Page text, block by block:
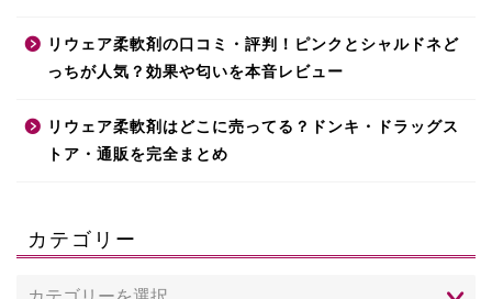
リウェア柔軟剤の口コミ・評判！ピンクとシャルドネど
っちが人気？効果や匂いを本音レビュー
リウェア柔軟剤はどこに売ってる？ドンキ・ドラッグス
トア・通販を完全まとめ
カテゴリー